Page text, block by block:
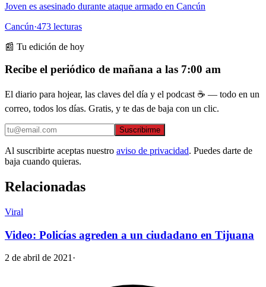
Joven es asesinado durante ataque armado en Cancún
Cancún·473 lecturas
📰 Tu edición de hoy
Recibe el periódico de mañana a las 7:00 am
El diario para hojear, las claves del día y el podcast ☕ — todo en un
correo, todos los días. Gratis, y te das de baja con un clic.
Suscribirme
Al suscribirte aceptas nuestro aviso de privacidad. Puedes darte de
baja cuando quieras.
Relacionadas
Viral
Video: Policías agreden a un ciudadano en Tijuana
2 de abril de 2021 ·